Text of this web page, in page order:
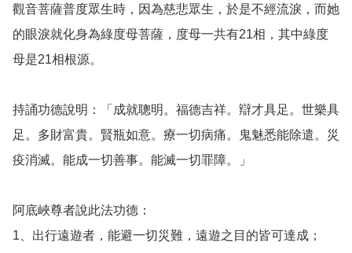
觀音菩薩普度眾生時，因為慈悲眾生，於是不經流淚，而她
的眼淚就化身為綠度母菩薩，度母一共有21相，其中綠度
母是21相根源。
持誦功德說明：「成就聰明。福德吉祥。辯才具足。世樂具
足。多財富貴。賢瓶如意。療一切病痛。鬼魅悉能除遣。災
疫消滅。能成一切善事。能滅一切罪障。」
阿底峽尊者說此法功德：
1、出行遠遊者，能避一切災難，遠遊之目的皆可達成；